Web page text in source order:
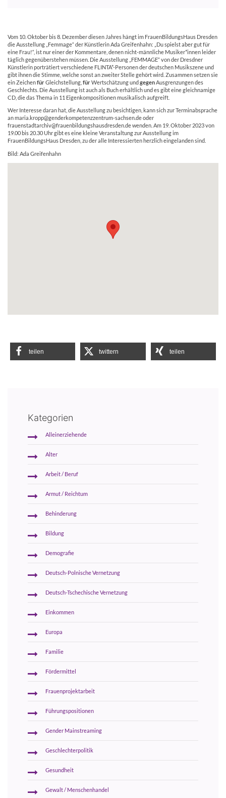
Vom 10. Oktober bis 8. Dezember diesen Jahres hängt im FrauenBildungsHaus Dresden
die Ausstellung „Femmage“ der Künstlerin Ada Greifenhahn: „Du spielst aber gut für
eine Frau!“, ist nur einer der Kommentare, denen nicht-männliche Musiker*innen leider
täglich gegenüberstehen müssen. Die Ausstellung „FEMMAGE“ von der Dresdner
Künstlerin porträtiert verschiedene FLINTA*-Personen der deutschen Musikszene und
gibt ihnen die Stimme, welche sonst an zweiter Stelle gehört wird. Zusammen setzen sie
ein ZeichenfürGleichstellung, fürWertschätzung und gegenAusgrenzungen des
Geschlechts. Die Ausstellung ist auch als Buch erhältlich und es gibt eine gleichnamige
CD, die das Thema in 11 Eigenkompositionen musikalisch aufgreift.
Wer Interesse daran hat, die Ausstellung zu besichtigen, kann sich zur Terminabsprache
an maria.kropp@genderkompetenzzentrum-sachsen.de oder
frauenstadtarchiv@frauenbildungshausdresden.de wenden. Am 19. Oktober 2023 von
19.00 bis 20.30 Uhr gibt es eine kleine Veranstaltung zur Ausstellung im
FrauenBildungsHaus Dresden, zu der alle Interessierten herzlich eingelanden sind.
Bild: Ada Greifenhahn
teilen twittern teilen
Kategorien
Alleinerziehende
Alter
Arbeit / Beruf
Armut / Reichtum
Behinderung
Bildung
Demografie
Deutsch-Polnische Vernetzung
Deutsch-Tschechische Vernetzung
Einkommen
Europa
Familie
Fördermittel
Frauenprojektarbeit
Führungspositionen
Gender Mainstreaming
Geschlechterpolitik
Gesundheit
Gewalt / Menschenhandel